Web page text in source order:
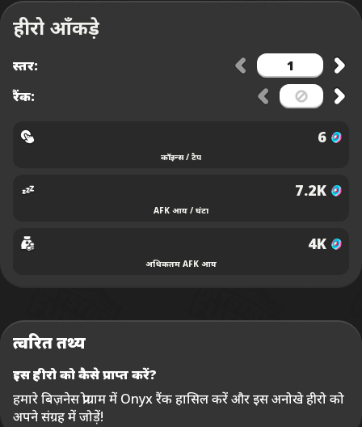
हीरो आँकड़े
स्तर:
रैंक:
6
कॉइन्स / टैप
7.2K
AFK आय / घंटा
4K
अधिकतम AFK आय
त्वरित तथ्य
इस हीरो को कैसे प्राप्त करें?
हमारे बिज़नेस प्रोग्राम में Onyx रैंक हासिल करें और इस अनोखे हीरो को
अपने संग्रह में जोड़ें!